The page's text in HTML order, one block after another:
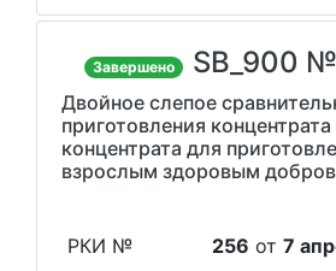
Завершено SB_900
Двойное слепое
приготовления
концентрата для
взрослым здоровым
РКИ № 256 от 7